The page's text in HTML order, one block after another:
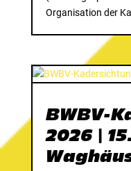
Organisation der
BWBV-
2026 |